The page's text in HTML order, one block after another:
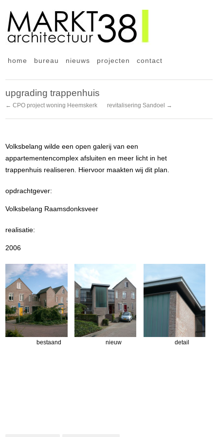
home bureau nieuws projecten contact
upgrading trappenhuis
← CPO project woning Heemskerk revitalisering Sandoel →
Volksbelang wilde een open galerij van een
appartementencomplex afsluiten en meer licht in het
trappenhuis realiseren. Hiervoor maakten wij dit plan.
opdrachtgever:
Volksbelang Raamsdonksveer
realisatie:
2006
bestaand nieuw detail